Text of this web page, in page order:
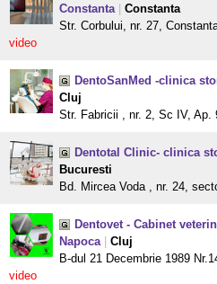
Constanta
Constanta
Str. Corbului, nr. 27,
video
DentoSanMed -clinica
Cluj
Str. Fabricii , nr. 2, Sc IV, Ap.
Dentotal Clinic- clinica
Bucuresti
Bd. Mircea Voda , nr. 24,
Dentovet - Cabinet
Napoca
Cluj
B-dul 21 Decembrie 1989
video